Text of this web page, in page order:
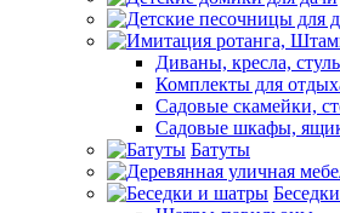
Диваны, кресла,
Комплекты для
Садовые скамейки,
Садовые шкафы,
Батуты